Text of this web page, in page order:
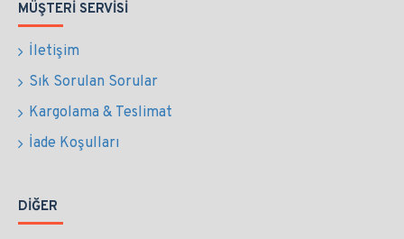
MÜŞTERI SERVISI
İletişim
Sık Sorulan Sorular
Kargolama & Teslimat
İade Koşulları
DIĞER